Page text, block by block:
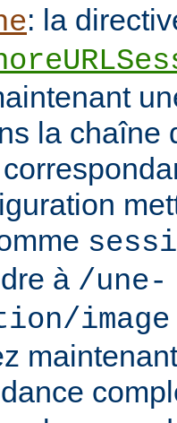
: la
la chaîne
à /une-